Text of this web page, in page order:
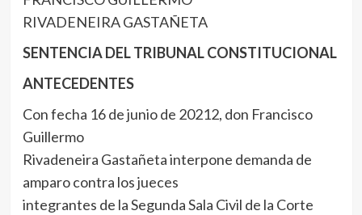
RIVADENEIRA GASTAÑETA
SENTENCIA DEL TRIBUNAL CONSTITUCIONAL
ANTECEDENTES
Con fecha 16 de junio de 20212, don Francisco
Guillermo
Rivadeneira Gastañeta interpone demanda de
amparo contra los jueces
integrantes de la Segunda Sala Civil de la Corte